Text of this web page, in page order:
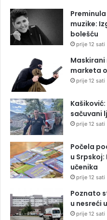
muzike:
bolešću
prije 12 sati
marketa
prije 12 sati
sačuvani
prije 12 sati
Počela
u
učenika
prije 12 sati
Poznato
u nesreći
prije 12 sati